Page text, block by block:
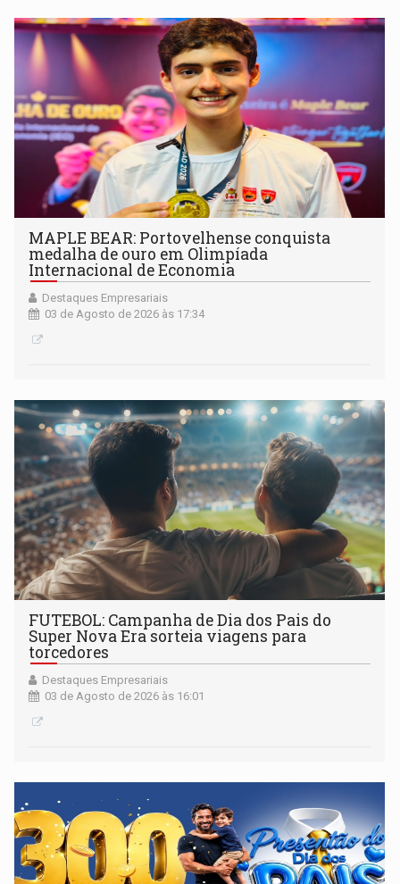
MAPLE BEAR: Portovelhense conquista
medalha de ouro em Olimpíada
Internacional de Economia
Destaques Empresariais
03 de Agosto de 2026 às 17:34
FUTEBOL: Campanha de Dia dos Pais do
Super Nova Era sorteia viagens para
torcedores
Destaques Empresariais
03 de Agosto de 2026 às 16:01